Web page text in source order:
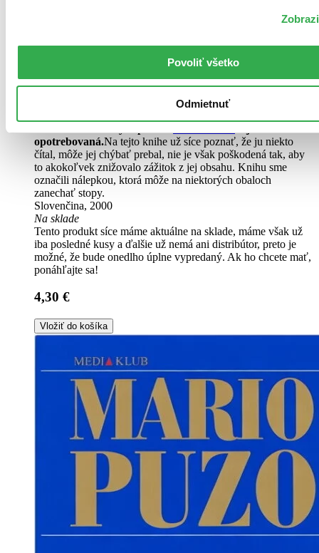
Povoliť všetko
Odmietnuť
opotrebovaná.Na tejto knihe už síce poznať, že ju niekto
čítal, môže jej chýbať prebal, nie je však poškodená tak, aby
to akokoľvek znižovalo zážitok z jej obsahu. Knihu sme
označili nálepkou, ktorá môže na niektorých obaloch
zanechať stopy.
Slovenčina, 2000
Na sklade
Tento produkt síce máme aktuálne na sklade, máme však už
iba posledné kusy a ďalšie už nemá ani distribútor, preto je
možné, že bude onedlho úplne vypredaný. Ak ho chcete mať,
ponáhľajte sa!
4,30 €
Vložiť do košíka